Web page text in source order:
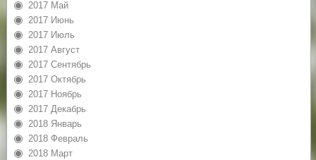
2017 Май
2017 Июнь
2017 Июль
2017 Август
2017 Сентябрь
2017 Октябрь
2017 Ноябрь
2017 Декабрь
2018 Январь
2018 Февраль
2018 Март